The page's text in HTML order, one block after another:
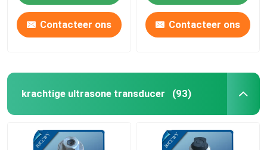
Contacteer ons Contacteer ons
krachtige ultrasone transducer (93)